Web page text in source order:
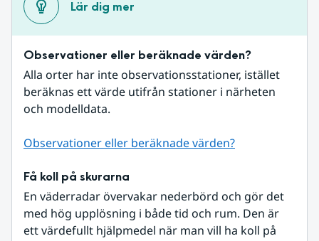
Lär dig mer
Observationer eller beräknade värden?
Alla orter har inte observationsstationer, istället
beräknas ett värde utifrån stationer i närheten
och modelldata.
Observationer eller beräknade värden?
Få koll på skurarna
En väderradar övervakar nederbörd och gör det
med hög upplösning i både tid och rum. Den är
ett värdefullt hjälpmedel när man vill ha koll på